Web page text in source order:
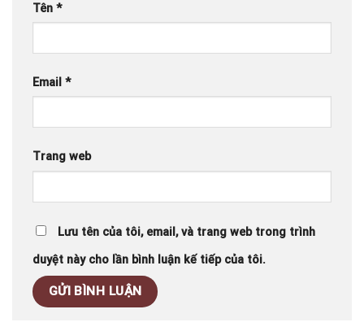
Tên *
Email *
Trang web
Lưu tên của tôi, email, và trang web trong trình
duyệt này cho lần bình luận kế tiếp của tôi.